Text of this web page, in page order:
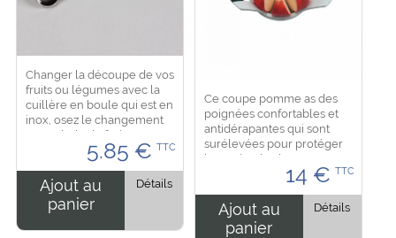
Changer la découpe de vos
fruits ou légumes avec la
cuillère en boule qui est en
inox, osez le changement
une salade de fruit en
boule ! Dimension : 17.5 cm
de longueur, la boule est
de 3 cm de...
5.85 € TTC
Ajout au
panier
Détails
Ce coupe pomme as des
poignées confortables et
antidérapantes qui sont
surélevées pour protéger
les mains, les lames sont
en inox et très tranchant
attention en le déballant. Il
permet de...
14 € TTC
Ajout au
panier
Détails